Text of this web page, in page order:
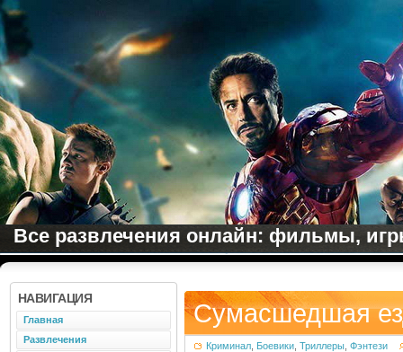
Все развлечения онлайн: фильмы,
Сумасшедшая
Криминал Боевики Триллеры Фэнтези
НАВИГАЦИЯ
Главная
Развлечения